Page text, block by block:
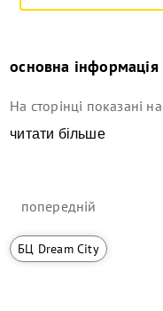
основна інформація
На сторінці показані
читати більше
попередній
БЦ Dream City